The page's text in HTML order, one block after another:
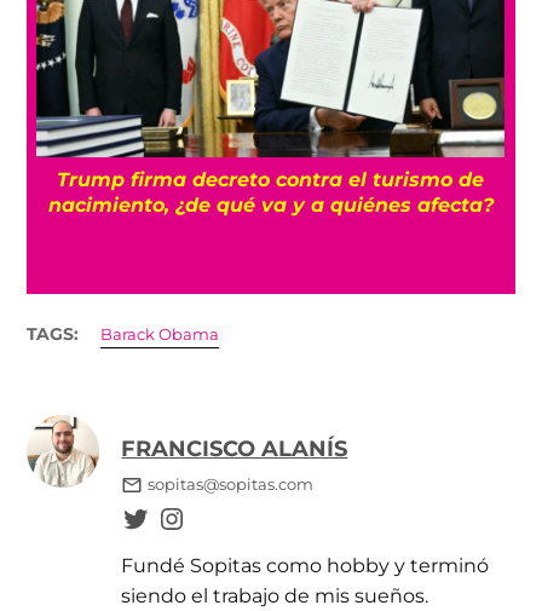
Trump firma decreto contra el turismo de
nacimiento, ¿de qué va y a quiénes afecta?
TAGS: Barack Obama
FRANCISCO ALANÍS
sopitas@sopitas.com
Fundé Sopitas como hobby y terminó
siendo el trabajo de mis sueños.